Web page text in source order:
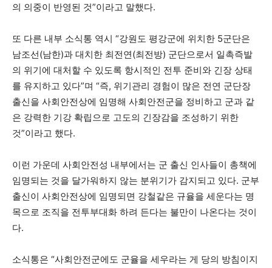
의 의중이 반영된 것”이라고 말했다.
또 다른 내부 소식통 역시 “강원도 평강군에 위치한 5군단은
남조선(남한)과 대치한 최전연(최전방) 군단으로서 일촉즉발
의 위기에 대처할 수 있도록 항시적인 전투 준비와 긴장 상태
를 유지하고 있다”며 “즉, 위기관리 경험이 많은 전연 군단장
출신을 사회안전상에 임명해 사회안전군을 정비하고 군과 같
은 강력한 기강 확립으로 고도의 긴장감을 조성하기 위한
것”이라고 했다.
이런 가운데 사회안전성 내부에서는 군 출신 인사들이 총책에
임명되는 것을 달가워하지 않는 분위기가 감지되고 있다. 군부
출신이 사회안전상에 임명되면 강철같은 규율을 세운다는 명
목으로 조직을 전투부대화 하려 든다는 불만이 나온다는 것이
다.
소식통은 “사회안전군에도 군율을 세우라는 게 당의 방침이지